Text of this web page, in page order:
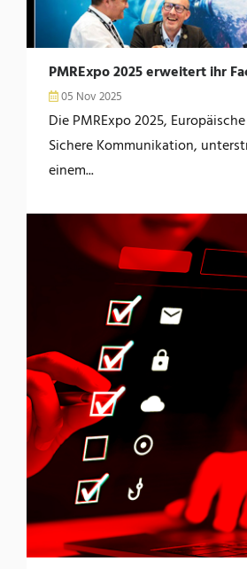
PMRExpo 2025 erweitert ihr
05 Nov 2025
Die PMRExpo 2025,
Sichere Kommunikation,
einem...